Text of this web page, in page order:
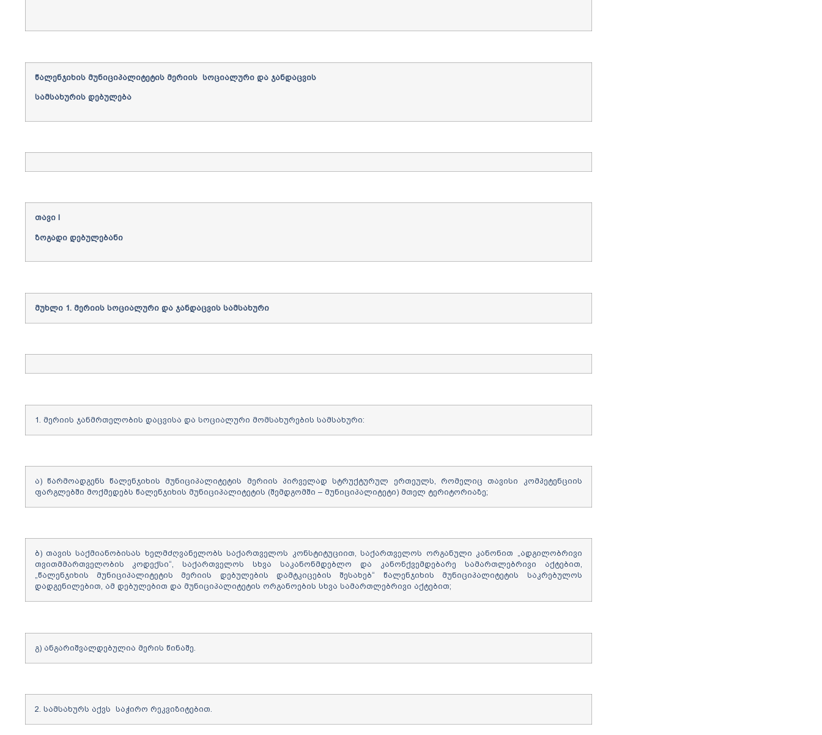
წალენჯიხის მუნიციპალიტეტის მერიის სოციალური და ჯანდაცვის
სამსახურის დებულება
თავიI
ზოგადი დებულებანი
მუხლი1. მერიის სოციალური და ჯანდაცვის სამსახური
1. მერიის ჯანმრთელობის დაცვისა და სოციალური მომსახურების სამსახური:
ა) წარმოადგენს წალენჯიხის მუნიციპალიტეტის მერიის პირველად სტრუქტურულ ერთეულს, რომელიც თავისი კომპეტენციის
ფარგლებში მოქმედებს წალენჯიხის მუნიციპალიტეტის (შემდგომში – მუნიციპალიტეტი) მთელ ტერიტორიაზე;
ბ) თავის საქმიანობისას ხელმძღვანელობს საქართველოს კონსტიტუციით, საქართველოს ორგანული კანონით „ადგილობრივი
თვითმმართველობის კოდექსი“, საქართველოს სხვა საკანონმდებლო და კანონქვემდებარე სამართლებრივი აქტებით,
„წალენჯიხის მუნიციპალიტეტის მერიის დებულების დამტკიცების შესახებ“ წალენჯიხის მუნიციპალიტეტის საკრებულოს
დადგენილებით, ამ დებულებით და მუნიციპალიტეტის ორგანოების სხვა სამართლებრივი აქტებით;
გ) ანგარიშვალდებულია მერის წინაშე.
2. სამსახურს აქვს საჭირო რეკვიზიტებით.